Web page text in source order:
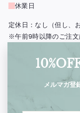
メルマガ登
休業日
定休日：なし（但し、
※午前9時以降のご注
※北海道・島根県と広
州・沖縄は、出荷の翌
※実店舗（西浅草）の